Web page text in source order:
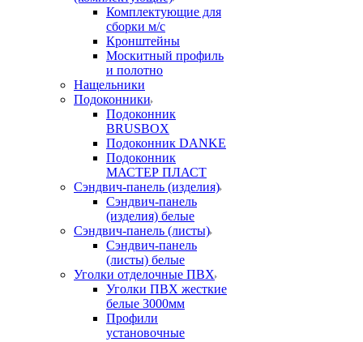
Комплектующие для
сборки м/с
Кронштейны
Москитный профиль
и полотно
Нащельники
Подоконники
Подоконник
BRUSBOX
Подоконник DANKE
Подоконник
МАСТЕР ПЛАСТ
Сэндвич-панель (изделия)
Сэндвич-панель
(изделия) белые
Сэндвич-панель (листы)
Сэндвич-панель
(листы) белые
Уголки отделочные ПВХ
Уголки ПВХ жесткие
белые 3000мм
Профили
установочные